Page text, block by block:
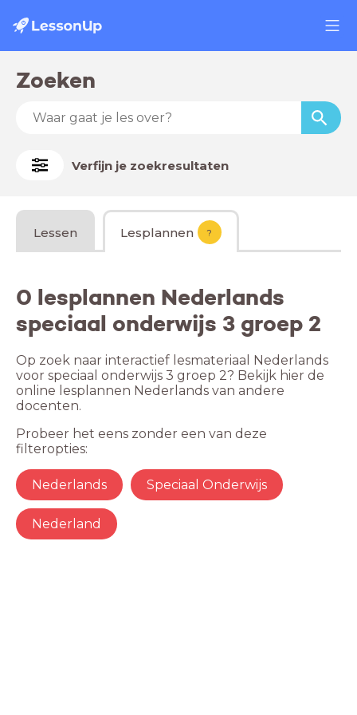
Zoeken
Verfijn je zoekresultaten
Lessen Lesplannen ?
0 lesplannen Nederlands
speciaal onderwijs 3 groep 2
Op zoek naar interactief lesmateriaal Nederlands
voor speciaal onderwijs 3 groep 2? Bekijk hier de
online lesplannen Nederlands van andere
docenten.
Probeer het eens zonder een van deze
filteropties:
Nederlands Speciaal Onderwijs
Nederland